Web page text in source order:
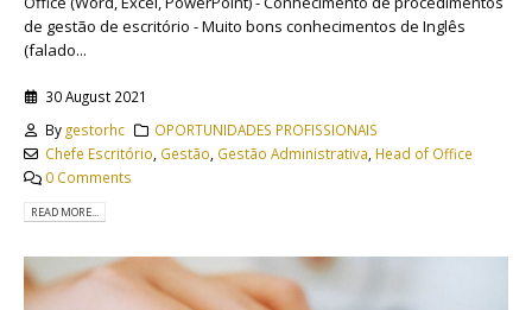
de gestão de escritório - Muito bons conhecimentos de Inglês
(falado...
30 August 2021
By gestorhc
OPORTUNIDADES PROFISSIONAIS
Chefe Escritório Gestão Gestão Administrativa Head of Office
0 Comments
READ MORE...